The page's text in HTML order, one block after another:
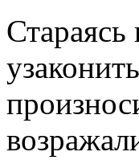
Стараясь